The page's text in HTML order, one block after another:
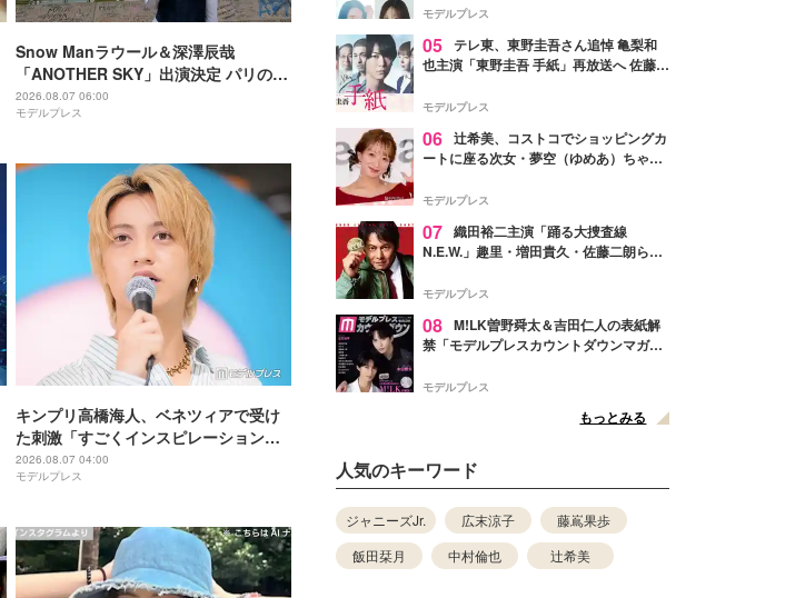
Snow Manラウール＆深澤辰哉
「ANOTHER SKY」出演決定 パリの所
属事務所・祖父母と通った武蔵小山…
それぞれの思い出の地へ
2026.08.07 06:00
モデルプレス
キンプリ高橋海人、ベネツィアで受け
た刺激「すごくインスピレーション溢
れる街」
2026.08.07 04:00
モデルプレス
ャスト発表
モデルプレス
05 テレ東、東野圭吾さん追悼 亀梨和
也主演「東野圭吾 手紙」再放送へ 佐藤隆
モデルプレス
06 辻希美、コストコでショッピングカ
ートに座る次女・夢空（ゆめあ）ちゃん
ぎ」「成長を感じる」の声
モデルプレス
07 織田裕二主演「踊る大捜査線
N.E.W.」趣里・増田貴久・佐藤二朗ら新
徴する“謎のキーワード”も
モデルプレス
08 M!LK曽野舜太＆吉田仁人の表紙解
禁「モデルプレスカウントダウンマガジ
モデルプレス
もっとみる
人気のキーワード
ジャニーズJr. 広末涼子
藤嶌果歩
飯田栞月
中村倫也 辻希美